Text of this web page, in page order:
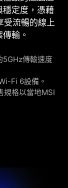
穩定度，憑藉
受流暢的線上
輸。
5GHz傳輸速度
Fi 6設備。
規格以當地MSI
20Gbps